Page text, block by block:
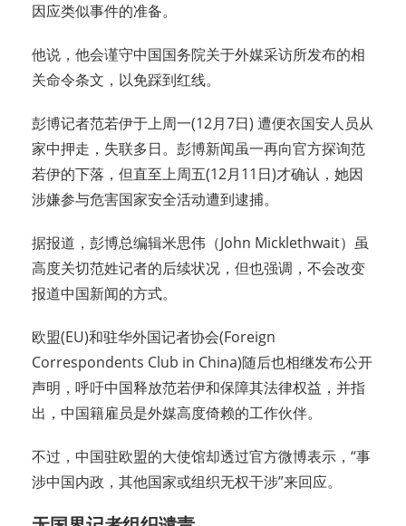
因应类似事件的准备。
他说，他会谨守中国国务院关于外媒采访所发布的相
关命令条文，以免踩到红线。
彭博记者范若伊于上周一(12月7日) 遭便衣国安人员从
家中押走，失联多日。彭博新闻虽一再向官方探询范
若伊的下落，但直至上周五(12月11日)才确认，她因
涉嫌参与危害国家安全活动遭到逮捕。
据报道，彭博总编辑米思伟（John Micklethwait）虽
高度关切范姓记者的后续状况，但也强调，不会改变
报道中国新闻的方式。
欧盟(EU)和驻华外国记者协会(Foreign
Correspondents Club in China)随后也相继发布公开
声明，呼吁中国释放范若伊和保障其法律权益，并指
出，中国籍雇员是外媒高度倚赖的工作伙伴。
不过，中国驻欧盟的大使馆却透过官方微博表示，“事
涉中国内政，其他国家或组织无权干涉”来回应。